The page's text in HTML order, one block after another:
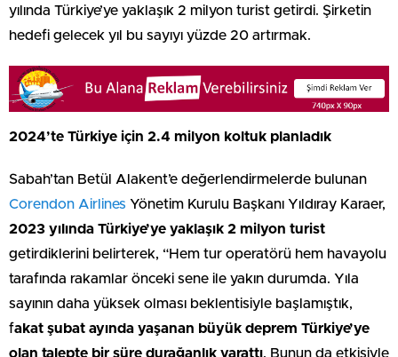
yılında Türkiye’ye yaklaşık 2 milyon turist getirdi. Şirketin
hedefi gelecek yıl bu sayıyı yüzde 20 artırmak.
2024’te Türkiye için 2.4 milyon koltuk planladık
Sabah’tan Betül Alakent’e değerlendirmelerde bulunan
Corendon Airlines Yönetim Kurulu Başkanı Yıldıray Karaer,
2023 yılında Türkiye’ye yaklaşık 2 milyon turist
getirdiklerini belirterek, “Hem tur operatörü hem havayolu
tarafında rakamlar önceki sene ile yakın durumda. Yıla
sayının daha yüksek olması beklentisiyle başlamıştık,
fakat şubat ayında yaşanan büyük deprem Türkiye’ye
olan talepte bir süre durağanlık yarattı. Bunun da etkisiyle